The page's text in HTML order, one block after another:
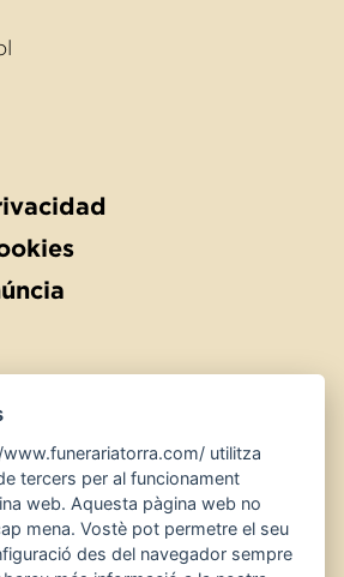
24 hores
utilitza
tercers per al funcionament
web. Aquesta pàgina web no
mena. Vostè pot permetre el seu
des del navegador sempre